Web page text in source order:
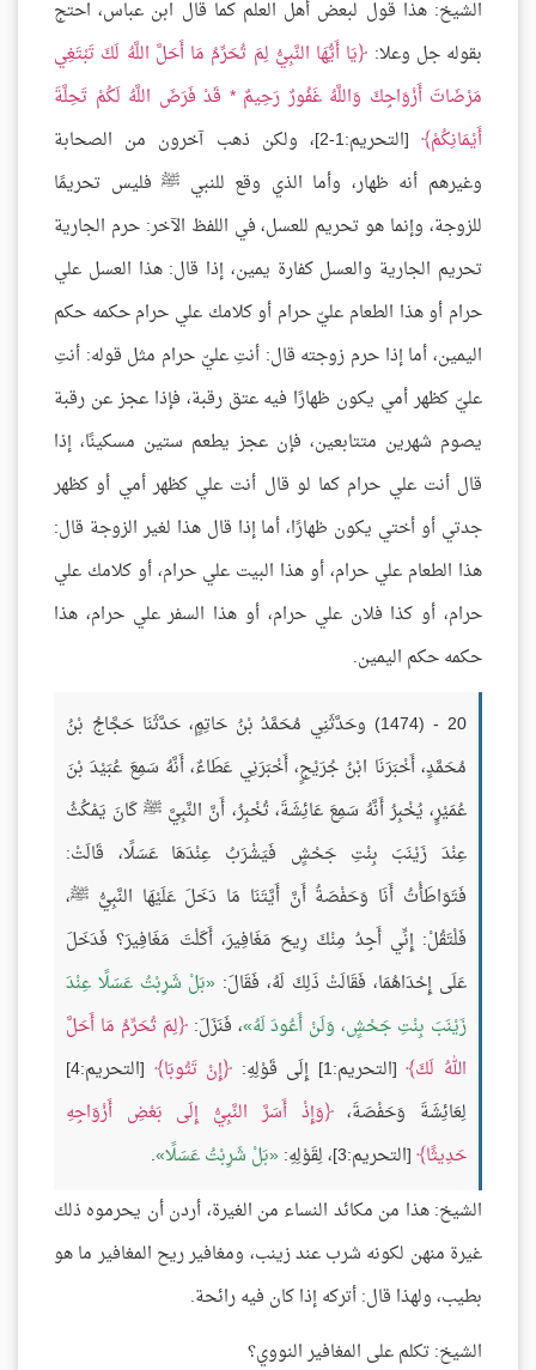
الشيخ: هذا قول لبعض أهل العلم كما قال ابن عباس، احتج
بقوله جل وعلا: يَا أَيُّهَا النَّبِيُّ لِمَ تُحَرِّمُ مَا أَحَلَّ اللَّهُ لَكَ تَبْتَغِي
مَرْضَاتَ أَزْوَاجِكَ وَاللَّهُ غَفُورٌ رَحِيمٌ * قَدْ فَرَضَ اللَّهُ لَكُمْ تَحِلَّةَ
أَيْمَانِكُمْ
[التحريم:1-2]، ولكن ذهب آخرون من الصحابة
وغيرهم أنه ظهار، وأما الذي وقع للنبي ﷺ فليس تحريمًا
للزوجة، وإنما هو تحريم للعسل، في اللفظ الآخر: حرم الجارية
تحريم الجارية والعسل كفارة يمين، إذا قال: هذا العسل علي
حرام أو هذا الطعام عليّ حرام أو كلامك علي حرام حكمه حكم
اليمين، أما إذا حرم زوجته قال: أنتِ عليّ حرام مثل قوله: أنتِ
عليّ كظهر أمي يكون ظهارًا فيه عتق رقبة، فإذا عجز عن رقبة
يصوم شهرين متتابعين، فإن عجز يطعم ستين مسكينًا، إذا
قال أنت علي حرام كما لو قال أنت علي كظهر أمي أو كظهر
جدتي أو أختي يكون ظهارًا، أما إذا قال هذا لغير الزوجة قال:
هذا الطعام علي حرام، أو هذا البيت علي حرام، أو كلامك علي
حرام، أو كذا فلان علي حرام، أو هذا السفر علي حرام، هذا
حكمه حكم اليمين.
20 - (1474) وحَدَّثَنِي مُحَمَّدُ بْنُ حَاتِمٍ، حَدَّثَنَا حَجَّاجُ بْنُ
مُحَمَّدٍ، أَخْبَرَنَا ابْنُ جُرَيْجٍ، أَخْبَرَنِي عَطَاءٌ، أَنَّهُ سَمِعَ عُبَيْدَ بْنَ
عُمَيْرٍ، يُخْبِرُ أَنَّهُ سَمِعَ عَائِشَةَ، تُخْبِرُ، أَنَّ النَّبِيَّ ﷺ كَانَ يَمْكُثُ
عِنْدَ زَيْنَبَ بِنْتِ جَحْشٍ فَيَشْرَبُ عِنْدَهَا عَسَلًا، قَالَتْ:
فَتَوَاطَأْتُ أَنَا وَحَفْصَةُ أَنَّ أَيَّتَنَا مَا دَخَلَ عَلَيْهَا النَّبِيُّ ﷺ،
فَلْتَقُلْ: إِنِّي أَجِدُ مِنْكَ رِيحَ مَغَافِيرَ، أَكَلْتَ مَغَافِيرَ؟ فَدَخَلَ
عَلَى إِحْدَاهُمَا، فَقَالَتْ ذَلِكَ لَهُ، فَقَالَ: بَلْ شَرِبْتُ عَسَلًا عِنْدَ
زَيْنَبَ بِنْتِ جَحْشٍ، وَلَنْ أَعُودَ لَهُ ، فَنَزَلَ: لِمَ تُحَرِّمُ مَا أَحَلَّ
اللهُ لَكَ [التحريم:1] إِلَى قَوْلِهِ: إِنْ تَتُوبَا
[التحريم:4]
لِعَائِشَةَ وَحَفْصَةَ، وَإِذْ أَسَرَّ النَّبِيُّ إِلَى بَعْضِ أَزْوَاجِهِ
حَدِيثًا [التحريم:3]، لِقَوْلِهِ: بَلْ شَرِبْتُ عَسَلًا .
الشيخ: هذا من مكائد النساء من الغيرة، أردن أن يحرموه ذلك
غيرة منهن لكونه شرب عند زينب، ومغافير ريح المغافير ما هو
بطيب، ولهذا قال: أتركه إذا كان فيه رائحة.
الشيخ: تكلم على المغافير النووي؟